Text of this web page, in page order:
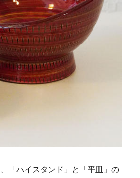
「ハイスタンド」と「平皿」の